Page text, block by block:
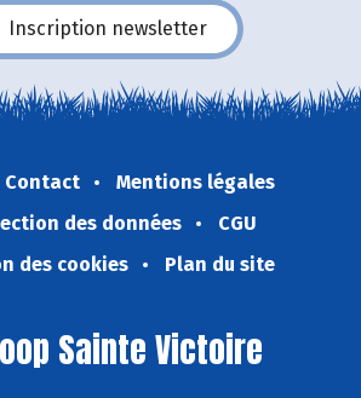
Inscription newsletter
Contact
Mentions légales
des données
CGU
des cookies
Plan du site
Sainte Victoire